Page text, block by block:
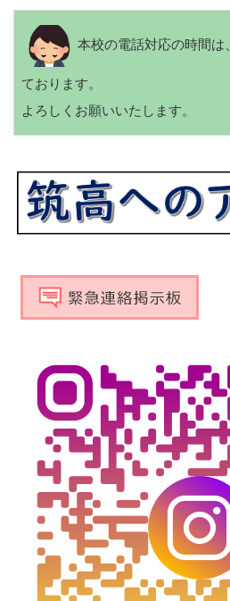
本校の電話対応の時間は、
ております。
よろしくお願いいたします。